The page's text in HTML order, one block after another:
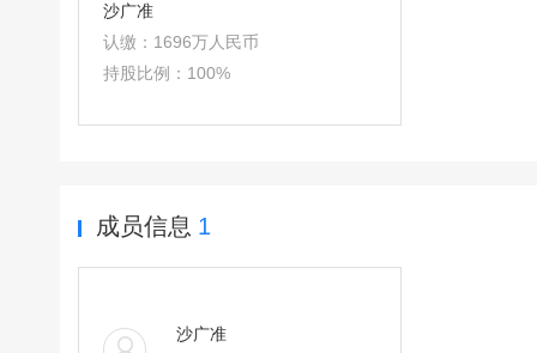
沙广准
认缴： 1696万人民币
持股比例： 100%
成员信息 1
沙广准